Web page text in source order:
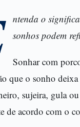
ntenda o
sonhos podem
Sonhar com
que o sonho
sujeira, gula
de acordo com o